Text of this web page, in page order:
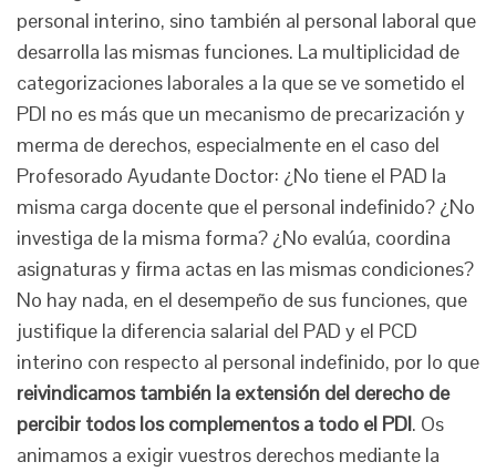
personal interino, sino también al personal laboral que
desarrolla las mismas funciones. La multiplicidad de
categorizaciones laborales a la que se ve sometido el
PDI no es más que un mecanismo de precarización y
merma de derechos, especialmente en el caso del
Profesorado Ayudante Doctor: ¿No tiene el PAD la
misma carga docente que el personal indefinido? ¿No
investiga de la misma forma? ¿No evalúa, coordina
asignaturas y firma actas en las mismas condiciones?
No hay nada, en el desempeño de sus funciones, que
justifique la diferencia salarial del PAD y el PCD
interino con respecto al personal indefinido, por lo que
reivindicamos también la extensión del derecho de
percibir todos los complementos a todo el PDI. Os
animamos a exigir vuestros derechos mediante la